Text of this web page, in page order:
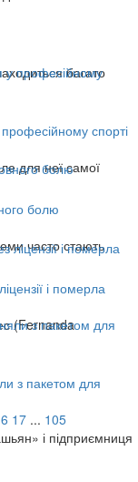
багато
спорті
для неї самої
болю
часто стають
і померла
(Fernanda
з пакетом для
і підприємниця
17 ... 105